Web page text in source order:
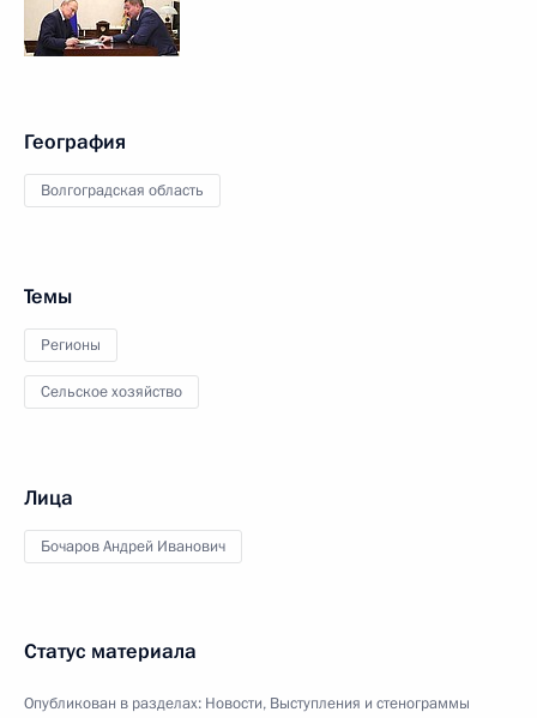
География
Волгоградская область
Темы
Регионы
Сельское хозяйство
Лица
Бочаров Андрей Иванович
Статус материала
Опубликован в разделах: Новости, Выступления и стенограммы